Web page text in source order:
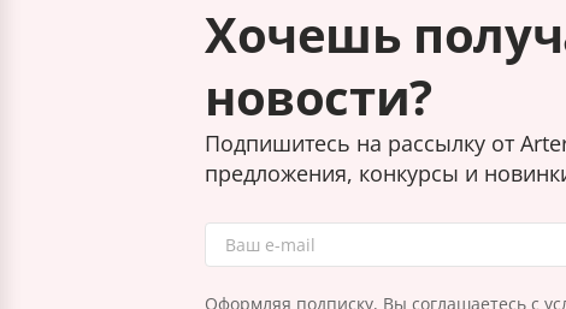
Хочешь
новости?
Подпишитесь на рассылку от
предложения, конкурсы и
Оформляя подписку, Вы соглашаетесь с